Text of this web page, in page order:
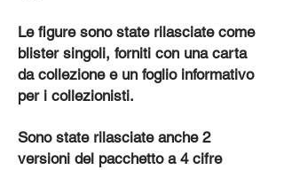
Le figure sono state rilasciate come
blister singoli, forniti con una carta
da collezione e un foglio informativo
per i collezionisti.
Sono state rilasciate anche 2
versioni del pacchetto a 4 cifre